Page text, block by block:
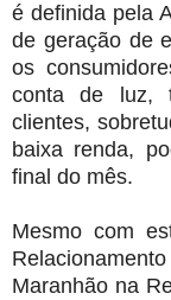
é definida pela
de geração de
os
conta de luz,
clientes,
baixa renda,
final do mês.
Mesmo com
Maranhão na